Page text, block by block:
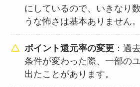
にしているので、いきなり
うな怖さは基本ありません。
ポイント還元率の変更 ：過
条件が変わった際、一部の
出たことがあります。